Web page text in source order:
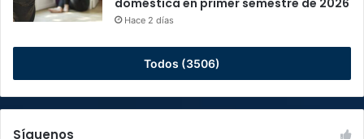
doméstica en primer semestre de 2026
Hace 2 días
Todos (3506)
Síguenos